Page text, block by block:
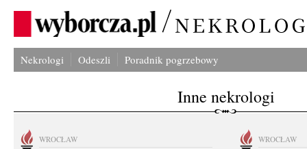
Nekrologi Odeszli Poradnik pogrzebowy
Inne nekrologi
WROCŁAW WROCŁAW